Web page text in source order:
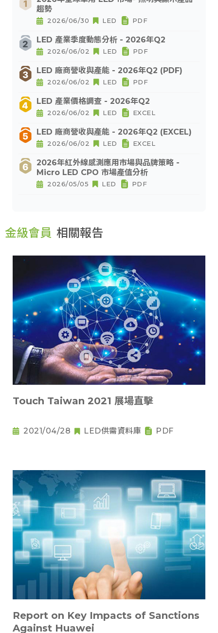
趨勢
2026/06/30 LED PDF
LED 產業季度動態分析 - 2026年Q2
2026/06/02 LED PDF
LED 廠商營收與產能 - 2026年Q2 (PDF)
2026/06/02 LED PDF
LED 產業價格調查 - 2026年Q2
2026/06/02 LED EXCEL
LED 廠商營收與產能 - 2026年Q2 (EXCEL)
2026/06/02 LED EXCEL
2026年紅外線感測應用市場與品牌策略 -
Micro LED CPO 市場產值分析
2026/05/05 LED PDF
金級會員 相關報告
Touch Taiwan 2021 展場直擊
2021/04/28 LED供需資料庫 PDF
Report on Key Impacts of Sanctions
Against Huawei